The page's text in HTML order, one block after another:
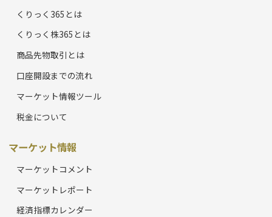
くりっく365とは
くりっく株365とは
商品先物取引とは
口座開設までの流れ
マーケット情報ツール
税金について
マーケット情報
マーケットコメント
マーケットレポート
経済指標カレンダー